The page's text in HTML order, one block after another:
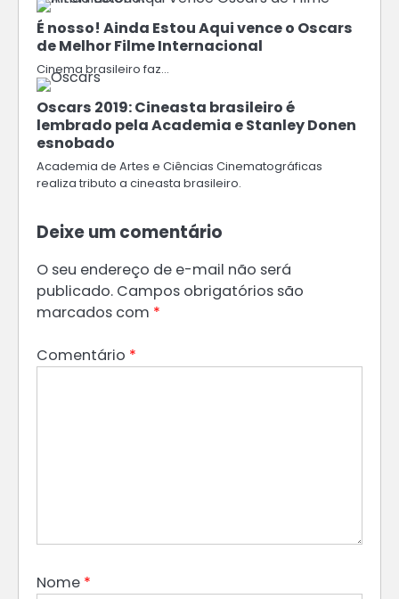
É nosso! Ainda Estou Aqui vence o Oscars
de Melhor Filme Internacional
Cinema brasileiro faz…
Oscars 2019: Cineasta brasileiro é
lembrado pela Academia e Stanley Donen
esnobado
Academia de Artes e Ciências Cinematográficas
realiza tributo a cineasta brasileiro.
Deixe um comentário
O seu endereço de e-mail não será
publicado. Campos obrigatórios são
marcados com *
Comentário *
Nome *